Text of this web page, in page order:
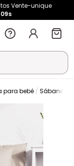
Vente-unique
08s
para bebé Sábana